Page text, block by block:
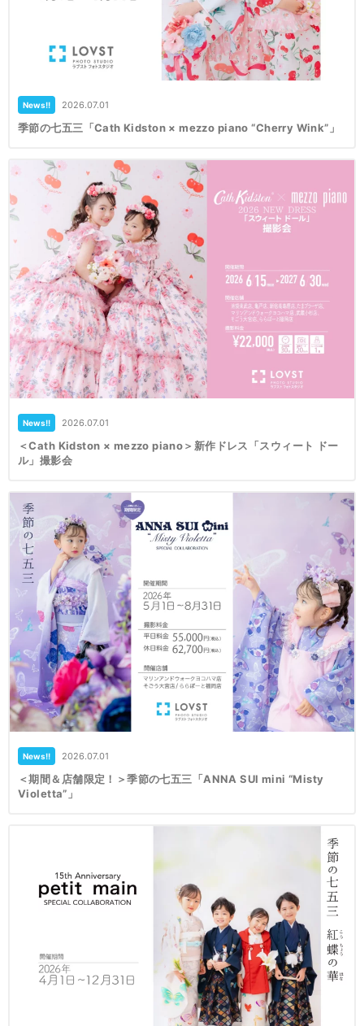
News!! 2026.07.01
季節の七五三「Cath Kidston × mezzo piano “Cherry Wink”」
News!! 2026.07.01
＜Cath Kidston × mezzo piano＞新作ドレス「スウィート ドー
ル」撮影会
News!! 2026.07.01
＜期間＆店舗限定！＞季節の七五三「ANNA SUI mini “Misty
Violetta”」